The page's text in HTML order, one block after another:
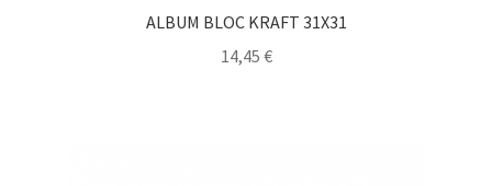
ALBUM BLOC KRAFT 31X31
14,45 €